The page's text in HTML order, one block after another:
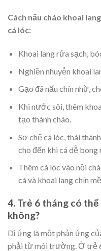
Cách nấu cháo khoai
cá lóc:
Khoai lang rửa sạch,
Nghiền nhuyễn khoai
Gạo đã nấu chín nhừ,
Khi nước sôi, thêm
tạo thành cháo.
Sơ chế cá lóc, thái
cho đến khi cá dễ bong
Thêm cá lóc vào nồi
cá và khoai lang chín
4. Trẻ 6 tháng có
không?
Dị ứng là một phản ứng
phải từ môi trường. Ở trẻ